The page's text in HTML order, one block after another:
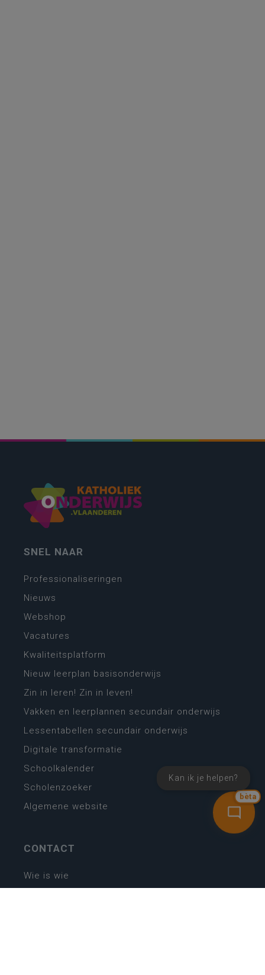
bèta
Kan ik je helpen?
SNEL NAAR
Professionaliseringen
Nieuws
Webshop
Vacatures
Kwaliteitsplatform
Nieuw leerplan basisonderwijs
Zin in leren! Zin in leven!
Vakken en leerplannen secundair onderwijs
Lessentabellen secundair onderwijs
Digitale transformatie
Schoolkalender
Scholenzoeker
Algemene website
CONTACT
Wie is wie